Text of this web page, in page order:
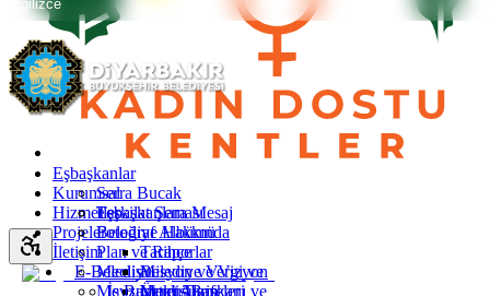
İngilizce
Eşbaşkanlar
Serra Bucak
Eşbaşkanlara Mesaj
Fotoğraf Albümü
Kurumsal
Teşkilat Şeması
Belediye Hakkında
Tarihçe
Misyon ve Vizyon
Yetki Alanı
Plan ve Raporlar
Belediye Vergi ve
Ücret Tarifeleri
Meclis
Meclis Başkanı ve
Mevzuat
Hizmetler
Projeler
İletişim
E-Belediye
İş Başvurusu